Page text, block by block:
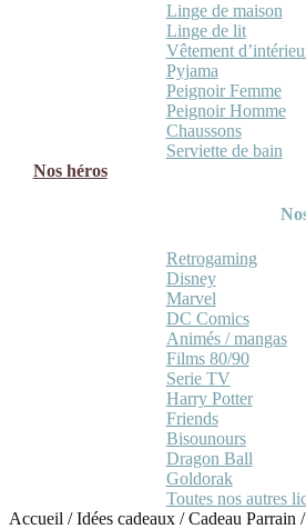
Linge de maison
Linge de lit
Vêtement
Pyjama
Peignoir Femme
Peignoir Homme
Chaussons
Serviette de bain
Nos héros
Retrogaming
Disney
Marvel
DC Comics
Animés / mangas
Films 80/90
Serie TV
Harry Potter
Friends
Bisounours
Dragon Ball
Goldorak
Toutes nos autres
Accueil /Idées cadeaux /Cadeau Parrain